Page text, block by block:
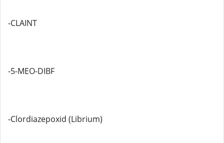
-CLAINT
-5-MEO-DIBF
-Clordiazepoxid (Librium)